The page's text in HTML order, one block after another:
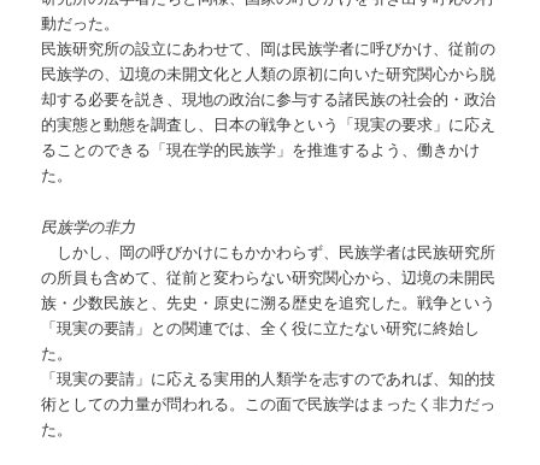
動だった。
民族研究所の設立にあわせて、岡は民族学者に呼びかけ、従前の
民族学の、辺境の未開文化と人類の原初に向いた研究関心から脱
却する必要を説き、現地の政治に参与する諸民族の社会的・政治
的実態と動態を調査し、日本の戦争という「現実の要求」に応え
ることのできる「現在学的民族学」を推進するよう、働きかけ
た。
民族学の非力
しかし、岡の呼びかけにもかかわらず、民族学者は民族研究所
の所員も含めて、従前と変わらない研究関心から、辺境の未開民
族・少数民族と、先史・原史に溯る歴史を追究した。戦争という
「現実の要請」との関連では、全く役に立たない研究に終始し
た。
「現実の要請」に応える実用的人類学を志すのであれば、知的技
術としての力量が問われる。この面で民族学はまったく非力だっ
た。